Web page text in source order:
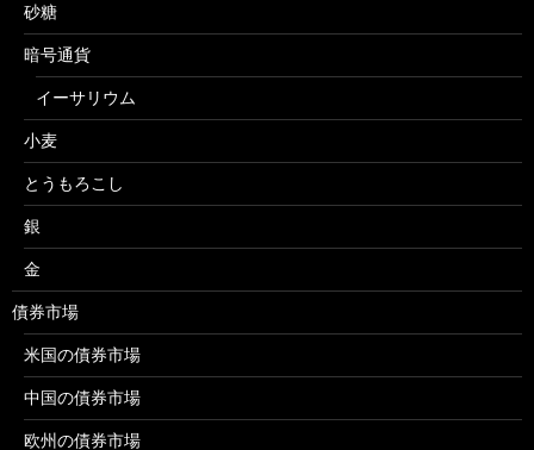
砂糖
暗号通貨
イーサリウム
小麦
とうもろこし
銀
金
債券市場
米国の債券市場
中国の債券市場
欧州の債券市場